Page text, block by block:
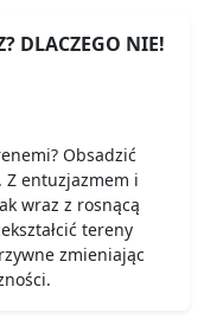
DLACZEGO NIE!
Obsadzić
Z entuzjazmem i
wraz z rosnącą
tereny
zmieniając